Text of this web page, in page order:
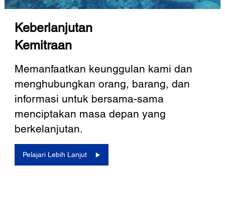
Keberlanjutan
Kemitraan
Memanfaatkan keunggulan kami dan
menghubungkan orang, barang, dan
informasi untuk bersama-sama
menciptakan masa depan yang
berkelanjutan.
Pelajari Lebih Lanjut